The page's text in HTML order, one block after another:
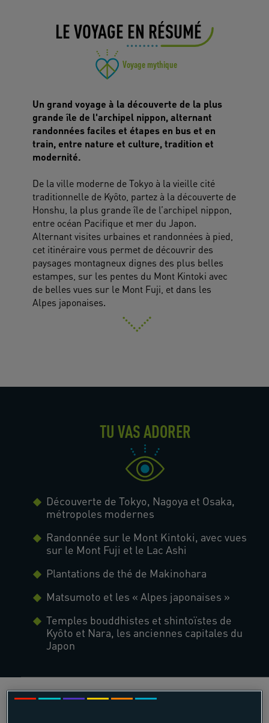
LE VOYAGE EN RÉSUMÉ
Voyage mythique
Un grand voyage à la découverte de la plus
grande île de l'archipel nippon, alternant
randonnées faciles et étapes en bus et en
train, entre nature et culture, tradition et
modernité.
De la ville moderne de Tokyo à la vieille cité
traditionnelle de Kyôto, partez à la découverte de
Honshu, la plus grande île de l’archipel nippon,
entre océan Pacifique et mer du Japon.
Alternant visites urbaines et randonnées à pied,
cet itinéraire vous permet de découvrir des
paysages montagneux dignes des plus belles
estampes, sur les pentes du Mont Kintoki avec
de belles vues sur le Mont Fuji, et dans les
Alpes japonaises.
TU VAS ADORER
Découverte de Tokyo, Nagoya et Osaka,
métropoles modernes
Randonnée sur le Mont Kintoki, avec vues
sur le Mont Fuji et le Lac Ashi
Plantations de thé de Makinohara
Matsumoto et les « Alpes japonaises »
Temples bouddhistes et shintoïstes de
Kyôto et Nara, les anciennes capitales du
Japon